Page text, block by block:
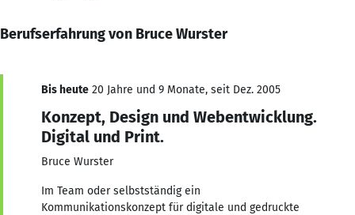
Berufserfahrung von Bruce Wurster
Bis heute 20 Jahre und 9 Monate, seit Dez. 2005
Konzept, Design und Webentwicklung.
Digital und Print.
Bruce Wurster
Im Team oder selbstständig ein
Kommunikationskonzept für digitale und gedruckte